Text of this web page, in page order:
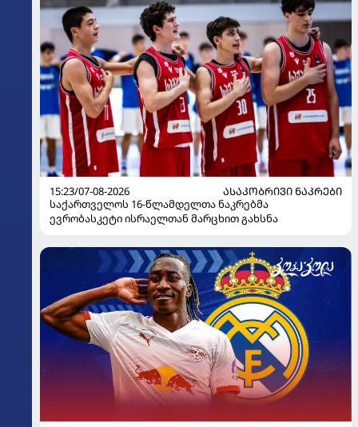
15:23/07-08-2026
ᲐᲡᲐᲙᲝᲑᲠᲘᲕᲘ ᲜᲐᲙᲠᲔᲑᲘ
საქართველოს 16-წლამდელთა ნაკრებმა
ევრობასკეტი ისრაელთან მარცხით გახსნა